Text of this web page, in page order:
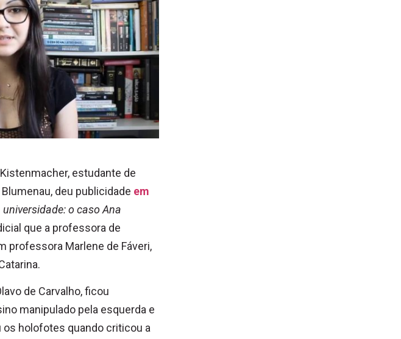
estudante de
deu publicidade em
universidade: o caso Ana
que a professora de
professora Marlene de Fáveri,
de Carvalho, ficou
manipulado pela esquerda e
holofotes quando criticou a